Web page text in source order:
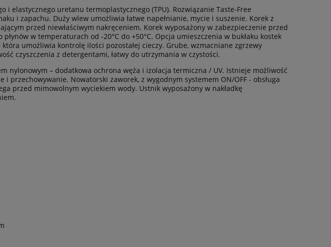
i elastycznego uretanu termoplastycznego (TPU). Rozwiązanie Taste-Free
i zapachu. Duży wlew umożliwia łatwe napełnianie, mycie i suszenie. Korek z
przed niewłaściwym nakręceniem. Korek wyposażony w zabezpieczenie przed
w temperaturach od -20°C do +50°C. Opcja umieszczenia w bukłaku kostek
umożliwia kontrolę ilości pozostałej cieczy. Grube, wzmacniane zgrzewy
czyszczenia z detergentami, łatwy do utrzymania w czystości.
nylonowym – dodatkowa ochrona węża i izolacja termiczna / UV. Istnieje możliwość
i przechowywanie. Nowatorski zaworek, z wygodnym systemem ON/OFF - obsługa
przed mimowolnym wyciekiem wody. Ustnik wyposażony w nakładkę